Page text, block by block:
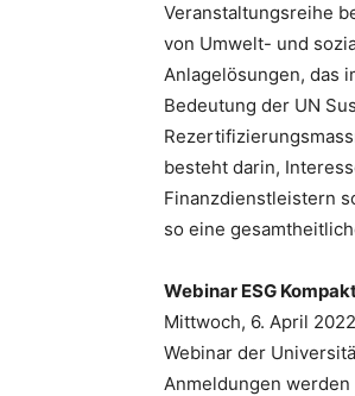
Veranstaltungsreihe
von Umwelt- und
Anlagelösungen, das
Bedeutung der UN
besteht darin,
Finanzdienstleistern
so eine
Webinar ESG
Mittwoch, 6. April
Webinar der
Anmeldungen